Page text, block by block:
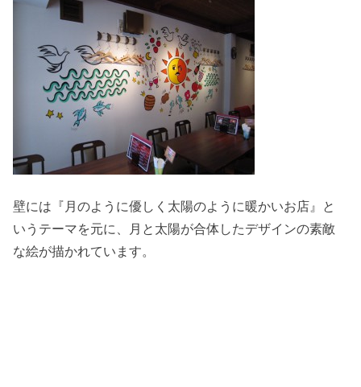
壁には『月のように優しく太陽のように暖かいお店』と
いうテーマを元に、月と太陽が合体したデザインの素敵
な絵が描かれています。